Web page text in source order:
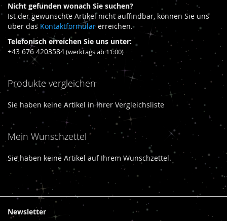
Nicht gefunden wonach Sie suchen?
Ist der gewünschte Artikel nicht auffindbar, können Sie uns
über das Kontaktformularerreichen.
Telefonisch erreichen Sie uns unter:
+43 676 4203584(werktags ab 11:00)
Produkte vergleichen
Sie haben keine Artikel in Ihrer Vergleichsliste
Mein Wunschzettel
Sie haben keine Artikel auf Ihrem Wunschzettel.
Newsletter